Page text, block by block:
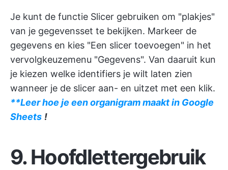
Je kunt de functie Slicer gebruiken om "plakjes"
van je gegevensset te bekijken. Markeer de
gegevens en kies "Een slicer toevoegen" in het
vervolgkeuzemenu "Gegevens". Van daaruit kun
je kiezen welke identifiers je wilt laten zien
wanneer je de slicer aan- en uitzet met een klik.
**Leer hoe je een organigram maakt in Google
Sheets !
9. Hoofdlettergebruik